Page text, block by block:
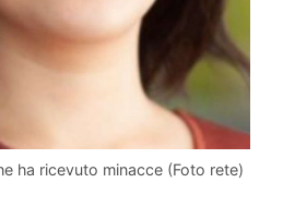
ha ricevuto minacce (Foto rete)